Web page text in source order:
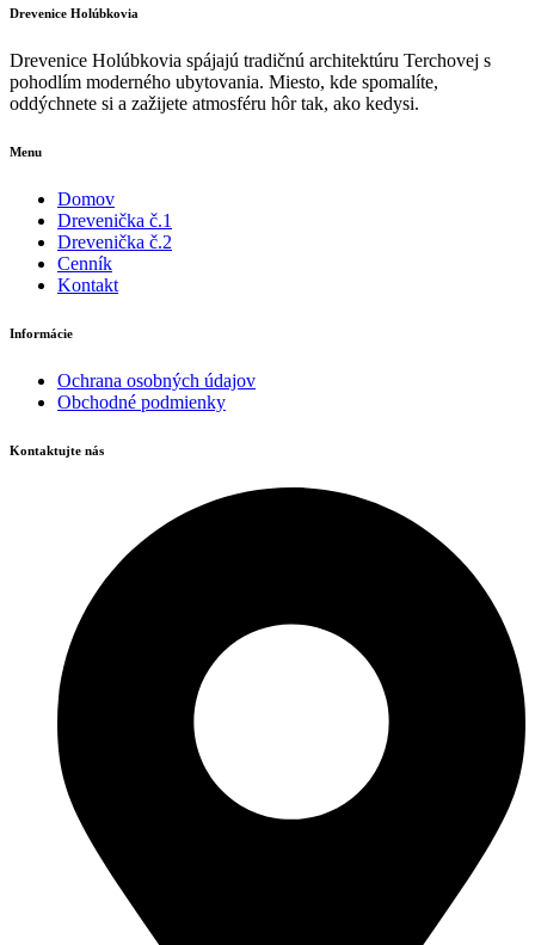
Drevenice Holúbkovia
Drevenice Holúbkovia spájajú tradičnú architektúru Terchovej s
pohodlím moderného ubytovania. Miesto, kde spomalíte,
oddýchnete si a zažijete atmosféru hôr tak, ako kedysi.
Menu
Domov
Drevenička č.1
Drevenička č.2
Cenník
Kontakt
Informácie
Ochrana osobných údajov
Obchodné podmienky
Kontaktujte nás